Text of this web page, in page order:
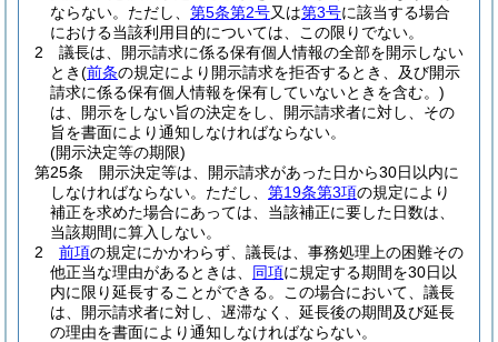
ならない。 ただし、 第5条第2号又は第3号に該当する場合
における当該利用目的については、この限りでない。
2
議長は、開示請求に係る保有個人情報の全部を開示しない
とき(前条の規定により開示請求を拒否するとき、及び開示
請求に係る保有個人情報を保有していないときを含む。)
は、開示をしない旨の決定をし、開示請求者に対し、その
旨を書面により通知しなければならない。
(開示決定等の期限)
第25条
開示決定等は、開示請求があった日から30日以内に
しなければならない。 ただし、 第19条第3項の規定により
補正を求めた場合にあっては、当該補正に要した日数は、
当該期間に算入しない。
2
前項の規定にかかわらず、議長は、事務処理上の困難その
他正当な理由があるときは、 同項に規定する期間を30日以
内に限り延長することができる。
この場合において、議長
は、開示請求者に対し、遅滞なく、延長後の期間及び延長
の理由を書面により通知しなければならない。